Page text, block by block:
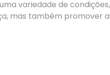
variedade de
mas também promover a